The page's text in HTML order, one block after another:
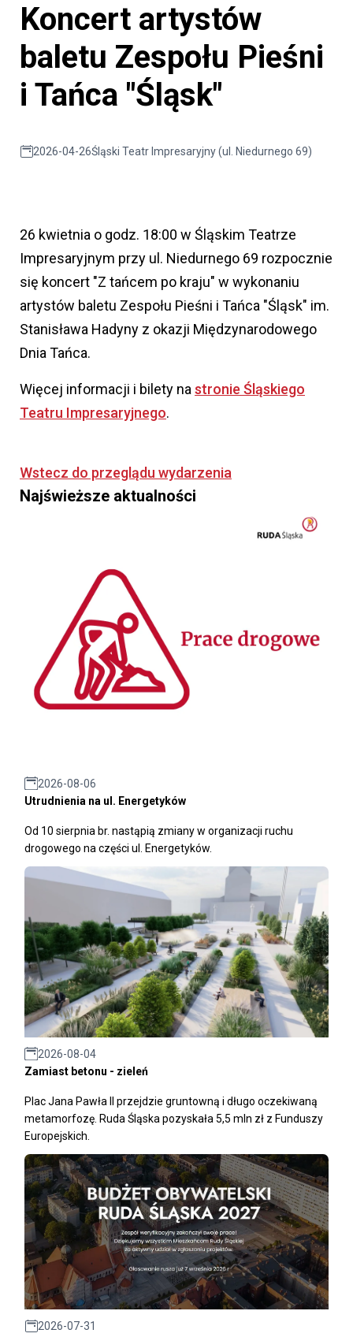
Koncert artystów
baletu Zespołu Pieśni
i Tańca "Śląsk"
2026-04-26Śląski Teatr Impresaryjny (ul. Niedurnego 69)
26 kwietnia o godz. 18:00 w Śląskim Teatrze
Impresaryjnym przy ul. Niedurnego 69 rozpocznie
się koncert "Z tańcem po kraju" w wykonaniu
artystów baletu Zespołu Pieśni i Tańca "Śląsk" im.
Stanisława Hadyny z okazji Międzynarodowego
Dnia Tańca.
Więcej informacji i bilety na stronie Śląskiego
Teatru Impresaryjnego.
Wstecz do przeglądu wydarzenia
Najświeższe aktualności
2026-08-06
Utrudnienia na ul. Energetyków
Od 10 sierpnia br. nastąpią zmiany w organizacji ruchu
drogowego na części ul. Energetyków.
2026-08-04
Zamiast betonu - zieleń
Plac Jana Pawła II przejdzie gruntowną i długo oczekiwaną
metamorfozę. Ruda Śląska pozyskała 5,5 mln zł z Funduszy
Europejskich.
2026-07-31